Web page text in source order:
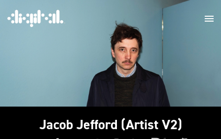
Jacob Jefford (Artist V2)